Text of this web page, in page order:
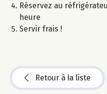
Réservez au
heure
Servir frais !
Retour à la liste